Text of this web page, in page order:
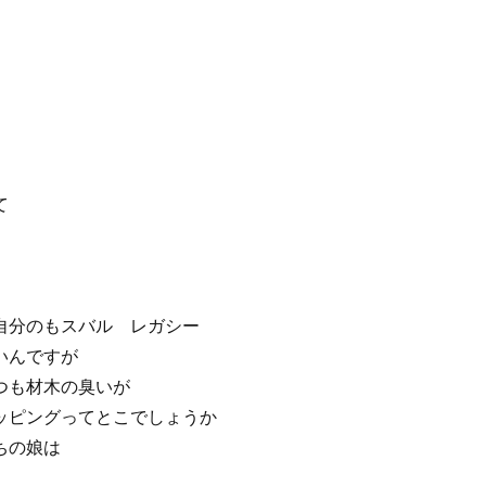
のもスバル レガシー
んですが
材木の臭いが
ングってとこでしょうか
の娘は